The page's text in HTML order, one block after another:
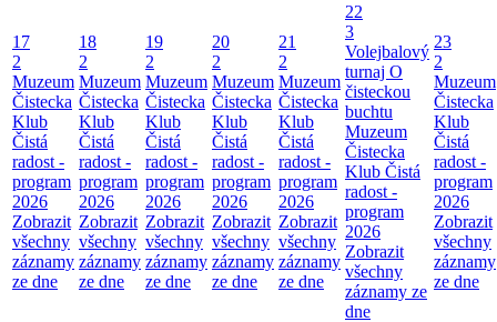
17
2
Muzeum
Čistecka
Klub
Čistá
radost -
program
2026
Zobrazit
všechny
záznamy
ze dne
18
2
Muzeum
Čistecka
Klub
Čistá
radost -
program
2026
Zobrazit
všechny
záznamy
ze dne
19
2
Muzeum
Čistecka
Klub
Čistá
radost -
program
2026
Zobrazit
všechny
záznamy
ze dne
20
2
Muzeum
Čistecka
Klub
Čistá
radost -
program
2026
Zobrazit
všechny
záznamy
ze dne
21
2
Muzeum
Čistecka
Klub
Čistá
radost -
program
2026
Zobrazit
všechny
záznamy
ze dne
22
3
Volejbalový
turnaj O
čisteckou
buchtu
Muzeum
Čistecka
Klub Čistá
radost -
program
2026
Zobrazit
všechny
záznamy ze
dne
23
2
Muzeum
Čistecka
Klub
Čistá
radost -
program
2026
Zobrazit
všechny
záznamy
ze dne